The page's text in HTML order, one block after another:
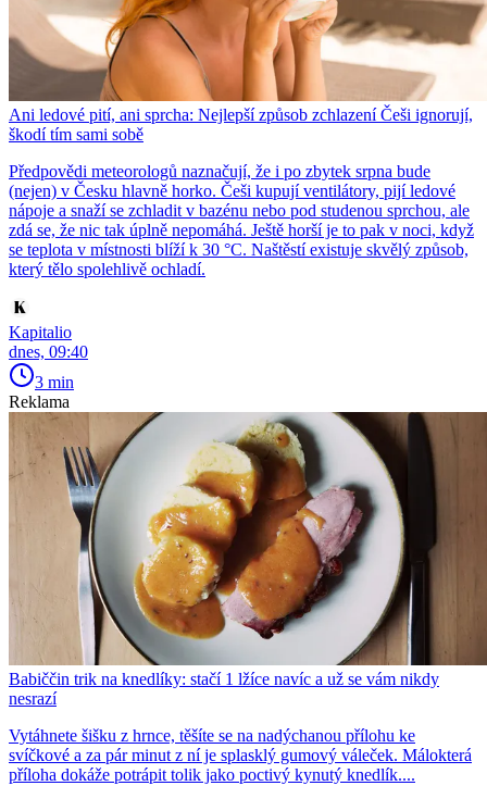
Ani ledové pití, ani sprcha: Nejlepší způsob zchlazení Češi ignorují,
škodí tím sami sobě
Předpovědi meteorologů naznačují, že i po zbytek srpna bude
(nejen) v Česku hlavně horko. Češi kupují ventilátory, pijí ledové
nápoje a snaží se zchladit v bazénu nebo pod studenou sprchou, ale
zdá se, že nic tak úplně nepomáhá. Ještě horší je to pak v noci, když
se teplota v místnosti blíží k 30 °C. Naštěstí existuje skvělý způsob,
který tělo spolehlivě ochladí.
Kapitalio
dnes, 09:40
3 min
Reklama
Babiččin trik na knedlíky: stačí 1 lžíce navíc a už se vám nikdy
nesrazí
Vytáhnete šišku z hrnce, těšíte se na nadýchanou přílohu ke
svíčkové a za pár minut z ní je splasklý gumový váleček. Málokterá
příloha dokáže potrápit tolik jako poctivý kynutý knedlík....